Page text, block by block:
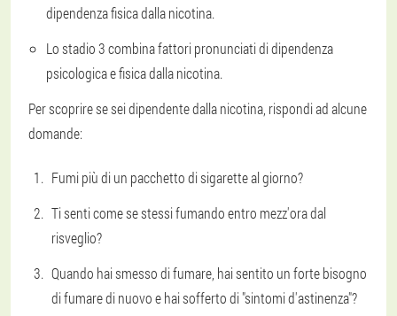
dipendenza fisica dalla nicotina.
Lo stadio 3 combina fattori pronunciati di dipendenza
psicologica e fisica dalla nicotina.
Per scoprire se sei dipendente dalla nicotina, rispondi ad alcune
domande:
Fumi più di un pacchetto di sigarette al giorno?
Ti senti come se stessi fumando entro mezz'ora dal
risveglio?
Quando hai smesso di fumare, hai sentito un forte bisogno
di fumare di nuovo e hai sofferto di "sintomi d'astinenza"?